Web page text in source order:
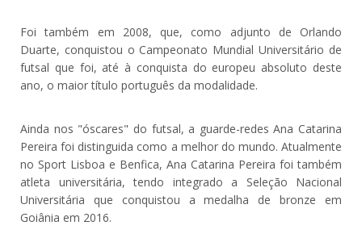
Foi também em 2008, que, como adjunto de Orlando
Duarte, conquistou o Campeonato Mundial Universitário de
futsal que foi, até à conquista do europeu absoluto deste
ano, o maior título português da modalidade.
Ainda nos "óscares" do futsal, a guarde-redes Ana Catarina
Pereira foi distinguida como a melhor do mundo. Atualmente
no Sport Lisboa e Benfica, Ana Catarina Pereira foi também
atleta universitária, tendo integrado a Seleção Nacional
Universitária que conquistou a medalha de bronze em
Goiânia em 2016.